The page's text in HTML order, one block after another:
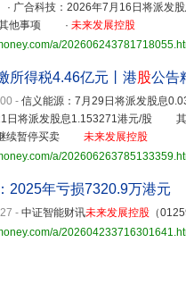
广合科技：2026年7月16日将派
他事项 · 未来发展控股
a/
所得税4.46亿元丨港股公告
- 信义能源：7月29日将派发股
日将派发股息1.153271港元/股
续暂停买卖 未来发展控股
a/
：2025年亏损7320.9万港元
- 中证智能财讯未来发展控股 （
a/